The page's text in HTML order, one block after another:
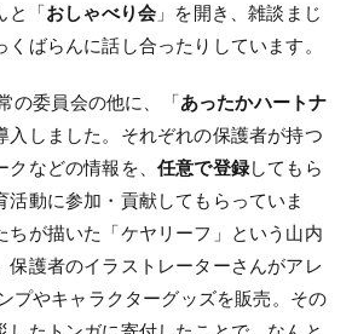
と「おしゃべり会 」を開き、雑談まじ
くばらんに話し合ったりしています。
の委員会の他に、「あったかハートナ
入しました。それぞれの保護者が持つ
クなどの情報を、任意で登録してもら
活動に参加・貢献してもらっていま
ちが描いた「ケヤリーフ」という山内
保護者のイラストレーターさんがアレ
プやキャラクターグッズを販売。その